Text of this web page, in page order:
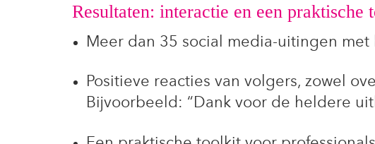
Resultaten: interactie en een praktische
Meer dan 35 social media-uitingen
Positieve reacties van volgers, zowel
Bijvoorbeeld: “Dank voor de heldere